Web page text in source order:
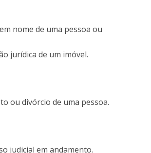
nome de uma pessoa ou
jurídica de um imóvel.
ou divórcio de uma pessoa.
judicial em andamento.